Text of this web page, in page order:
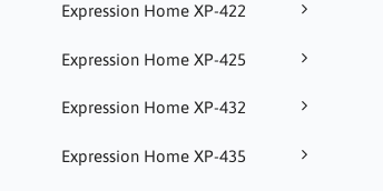
Expression Home XP-422
Expression Home XP-425
Expression Home XP-432
Expression Home XP-435